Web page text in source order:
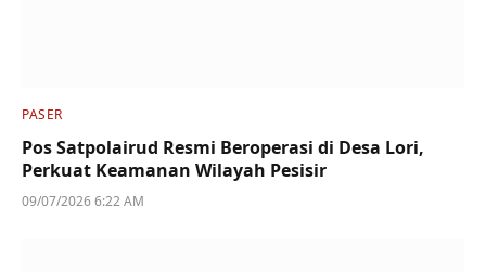
PASER
Pos Satpolairud Resmi Beroperasi di Desa Lori,
Perkuat Keamanan Wilayah Pesisir
09/07/2026 6:22 AM